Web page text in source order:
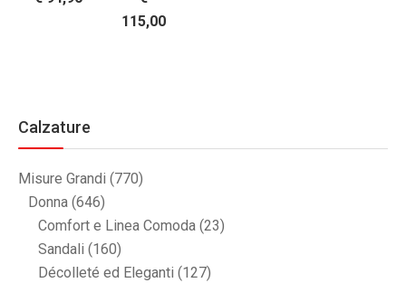
115,00
Calzature
Misure Grandi (770)
Donna (646)
Comfort e Linea Comoda (23)
Sandali (160)
Décolleté ed Eleganti (127)